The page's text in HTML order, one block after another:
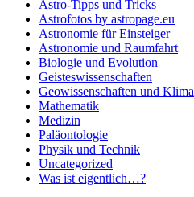
Astro-Tipps und Tricks
Astrofotos by astropage.eu
Astronomie für Einsteiger
Astronomie und Raumfahrt
Biologie und Evolution
Geisteswissenschaften
Geowissenschaften und Klima
Mathematik
Medizin
Paläontologie
Physik und Technik
Uncategorized
Was ist eigentlich…?